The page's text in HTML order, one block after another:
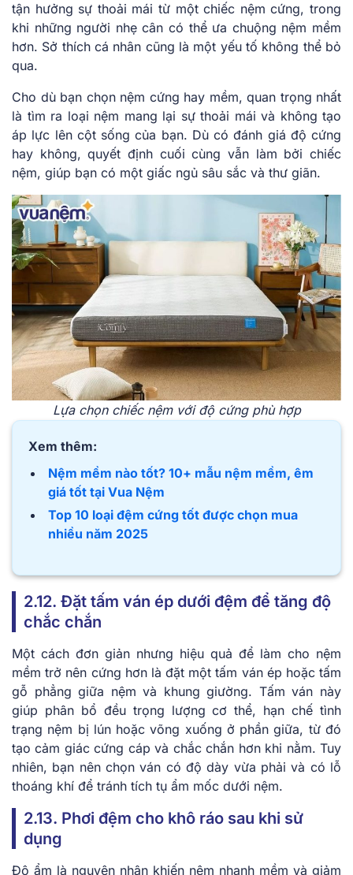
tận hưởng sự thoải mái từ một chiếc nệm cứng, trong
khi những người nhẹ cân có thể ưa chuộng nệm mềm
hơn. Sở thích cá nhân cũng là một yếu tố không thể bỏ
qua.
Cho dù bạn chọn nệm cứng hay mềm, quan trọng nhất
là tìm ra loại nệm mang lại sự thoải mái và không tạo
áp lực lên cột sống của bạn. Dù có đánh giá độ cứng
hay không, quyết định cuối cùng vẫn làm bởi chiếc
nệm, giúp bạn có một giấc ngủ sâu sắc và thư giãn.
Lựa chọn chiếc nệm với độ cứng phù hợp
Xem thêm:
Nệm mềm nào tốt? 10+ mẫu nệm mềm, êm
giá tốt tại Vua Nệm
Top 10 loại đệm cứng tốt được chọn mua
nhiều năm 2025
2.12. Đặt tấm ván ép dưới đệm để tăng độ
chắc chắn
Một cách đơn giản nhưng hiệu quả để làm cho nệm
mềm trở nên cứng hơn là đặt một tấm ván ép hoặc tấm
gỗ phẳng giữa nệm và khung giường. Tấm ván này
giúp phân bổ đều trọng lượng cơ thể, hạn chế tình
trạng nệm bị lún hoặc võng xuống ở phần giữa, từ đó
tạo cảm giác cứng cáp và chắc chắn hơn khi nằm. Tuy
nhiên, bạn nên chọn ván có độ dày vừa phải và có lỗ
thoáng khí để tránh tích tụ ẩm mốc dưới nệm.
2.13. Phơi đệm cho khô ráo sau khi sử
dụng
Độ ẩm là nguyên nhân khiến nệm nhanh mềm và giảm